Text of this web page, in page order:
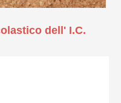
dell' I.C.